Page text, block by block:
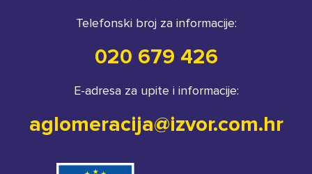
Telefonski broj za informacije:
020 679 426
E-adresa za upite i informacije:
aglomeracija@izvor.com.hr